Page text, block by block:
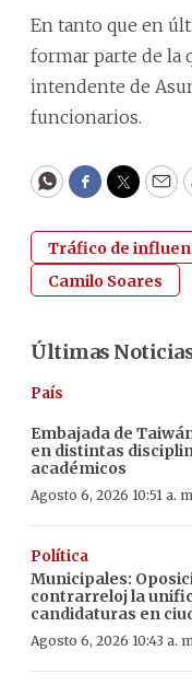
En tanto que en
formar parte de la
intendente de
funcionarios.
WhatsApp
Facebook
Tráfico de
Camilo Soares
Últimas
País
Embajada de
en distintas
académicos
Agosto 6, 2026 10:51 a.
Política
Municipales:
contrarreloj la
candidaturas en
Agosto 6, 2026 10:43 a.